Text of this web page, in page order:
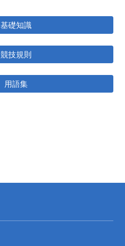
基礎知識
競技規則
用語集